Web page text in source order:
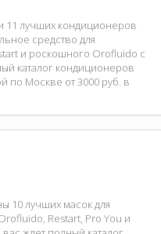
11 лучших кондиционеров
средство для
и роскошного Orofluido с
каталог кондиционеров
по Москве от 3000 руб. в
10 лучших масок для
Restart, Pro You и